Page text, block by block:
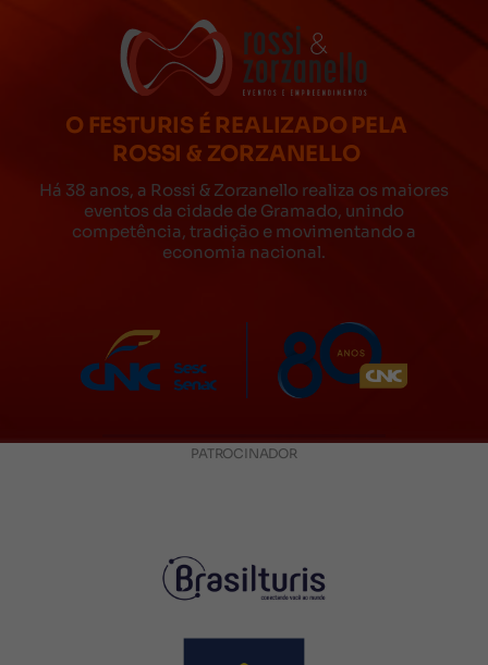
O FESTURIS É REALIZADO PELA
ROSSI & ZORZANELLO
Há 38 anos, a Rossi & Zorzanello realiza os maiores
eventos da cidade de Gramado, unindo
competência, tradição e movimentando a
economia nacional.
PATROCINADOR